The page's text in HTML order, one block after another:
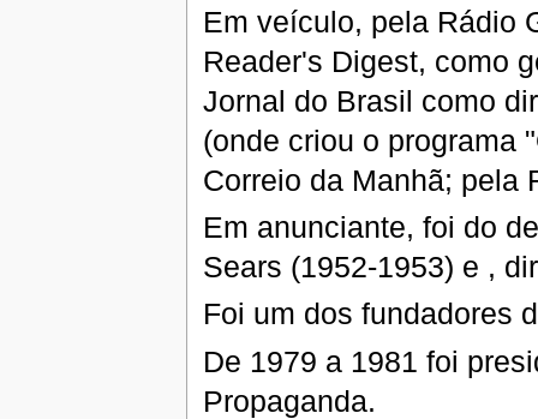
Em veículo, pela Rádio
Reader's Digest, como
Jornal do Brasil como
(onde criou o programa
Correio da Manhã; pela
Em anunciante, foi do
Sears (1952-1953) e ,
Foi um dos fundadores
De 1979 a 1981 foi
Propaganda.